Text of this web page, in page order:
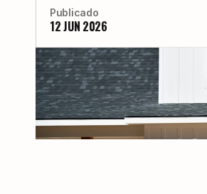
Publicado
12 JUN 2026